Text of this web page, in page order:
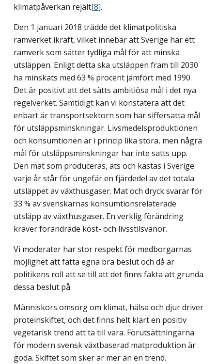
klimatpåverkan rejält[8].
Den 1 januari 2018 trädde det klimatpolitiska
ramverket ikraft, vilket innebär att Sverige har ett
ramverk som sätter tydliga mål för att minska
utsläppen. Enligt detta ska ut­släppen fram till 2030
ha minskats med 63 % procent jämfört med 1990.
Det är positivt att det sätts ambitiösa mål i det nya
regelverket. Samtidigt kan vi konstatera att det
enbart är transportsektorn som har siffersatta mål
för utsläppsminskningar. Livs­medels­produktionen
och konsumtionen är i princip lika stora, men några
mål för utsläpps­minskningar har inte satts upp.
Den mat som produceras, äts och kastas i Sverige
varje år står för ungefär en fjärdedel av det totala
utsläppet av växthusgaser. Mat och dryck svarar för
33 % av svenskarnas konsumtionsrelaterade
utsläpp av växthusgaser. En verklig förändring
kräver förändrade kost- och livsstilsvanor.
Vi moderater har stor respekt för medborgarnas
möjlighet att fatta egna bra beslut och då är
politikens roll att se till att det finns fakta att grunda
dessa beslut på.
Människors omsorg om klimat, hälsa och djur driver
proteinskiftet, och det finns helt klart en positiv
vegetarisk trend att ta till vara. Förutsättningarna
för modern svensk växtbaserad matproduktion är
goda. Skiftet som sker är mer än en trend.